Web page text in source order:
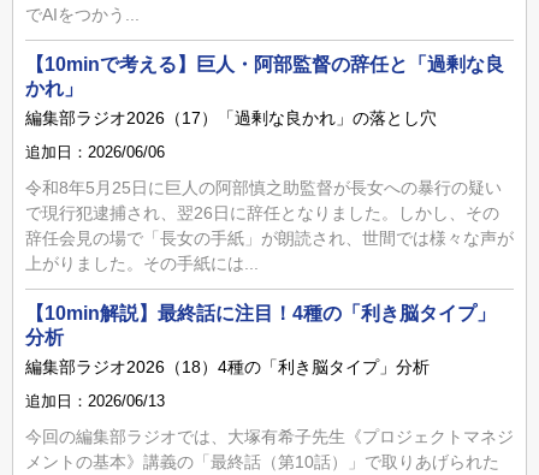
でAIをつかう...
【10minで考える】巨人・阿部監督の辞任と「過剰な良
かれ」
編集部ラジオ2026（17）「過剰な良かれ」の落とし穴
追加日：2026/06/06
令和8年5月25日に巨人の阿部慎之助監督が長女への暴行の疑い
で現行犯逮捕され、翌26日に辞任となりました。しかし、その
辞任会見の場で「長女の手紙」が朗読され、世間では様々な声が
上がりました。その手紙には...
【10min解説】最終話に注目！4種の「利き脳タイプ」
分析
編集部ラジオ2026（18）4種の「利き脳タイプ」分析
追加日：2026/06/13
今回の編集部ラジオでは、大塚有希子先生《プロジェクトマネジ
メントの基本》講義の「最終話（第10話）」で取りあげられた